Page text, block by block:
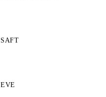
SAFT
EVE